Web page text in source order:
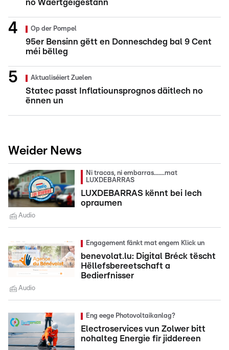
no Wäertgéigestänn
Op der Pompel
95er Bensinn gëtt en Donneschdeg bal 9 Cent
méi bëlleg
Aktualiséiert Zuelen
Statec passt Inflatiounsprognos däitlech no
ënnen un
Weider News
Ni tracas, ni embarras.......mat
LUXDEBARRAS
LUXDEBARRAS kënnt bei Iech
opraumen
Audio
Engagement fänkt mat engem Klick un
benevolat.lu: Digital Bréck tëscht
Hëllefsbereetschaft a
Bedierfnisser
Audio
Eng eege Photovoltaikanlag?
Electroservices vun Zolwer bitt
nohalteg Energie fir jiddereen